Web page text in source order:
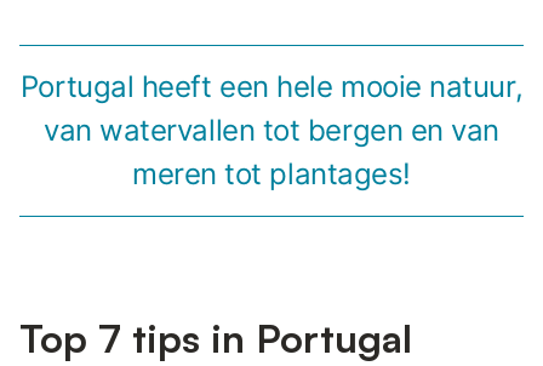
Portugal heeft een hele mooie natuur,
van watervallen tot bergen en van
meren tot plantages!
Top 7 tips in Portugal